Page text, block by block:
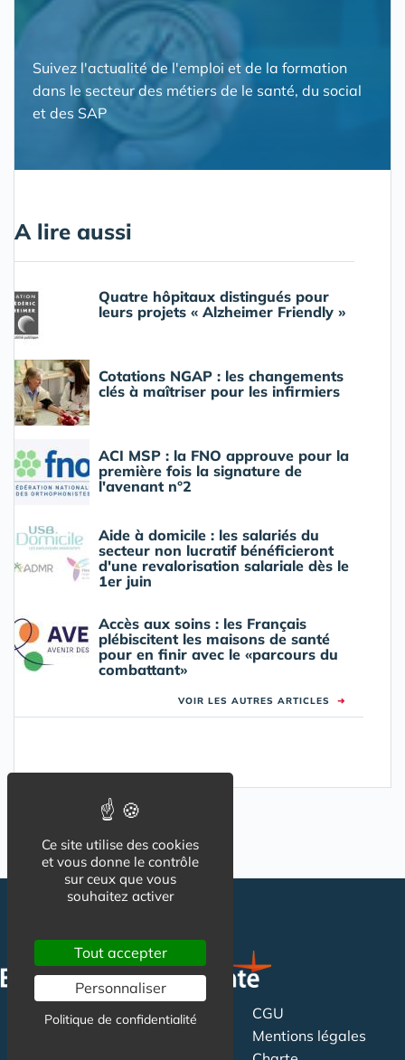
Suivez l'actualité de l'emploi et de la formation
dans le secteur des métiers de le santé, du social
et des SAP
A lire aussi
Quatre hôpitaux distingués pour
leurs projets « Alzheimer Friendly »
Cotations NGAP : les changements
clés à maîtriser pour les infirmiers
ACI MSP : la FNO approuve pour la
première fois la signature de
l'avenant n°2
Aide à domicile : les salariés du
secteur non lucratif bénéficieront
d'une revalorisation salariale dès le
1er juin
Accès aux soins : les Français
plébiscitent les maisons de santé
pour en finir avec le «parcours du
combattant»
VOIR LES AUTRES ARTICLES ➜
Suivez-nous
CGU
Mentions légales
Ce site utilise des cookies
et vous donne le contrôle
sur ceux que vous
souhaitez activer
Tout accepter
Personnaliser
Politique de confidentialité